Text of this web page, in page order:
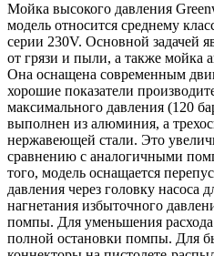
Мойка высокого давления
модель относится среднему
серии 230V. Основной задачей
от грязи и пыли, а также мойка
Она оснащена современным
хорошие показатели
максимального давления (120
выполнен из алюминия, а
нержавеющей стали. Это
сравнению с аналогичными
того, модель оснащается
давления через головку насоса
нагнетания избыточного
помпы. Для уменьшения
полной остановки помпы. Для